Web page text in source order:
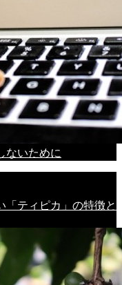
ないために
「ティピカ」の特徴と